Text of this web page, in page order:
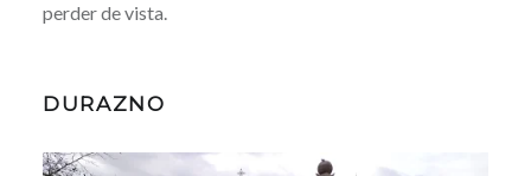
perder de vista.
DURAZNO